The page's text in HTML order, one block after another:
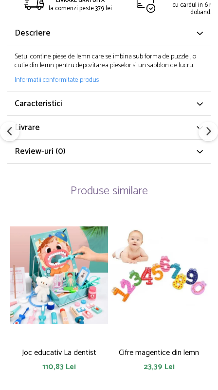
la comenzi peste 379 lei cu cardul in 6
dobanda
Descriere
Setul contine piese de lemn care se imbina sub forma de puzzle , o
cutie din lemn pentru depozitarea pieselor si un sabblon de lucru.
Informatii conformitate produs
Caracteristici
Livrare
Review-uri (0)
Produse similare
Joc educativ La dentist
110,83 Lei
Cifre magentice din lemn
23,39 Lei